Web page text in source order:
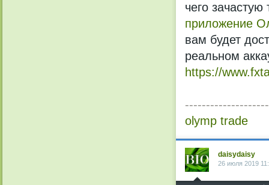
чего
приложение
вам будет
реальном
https://
--------------------
olymp trade
daisydaisy
26 июля 2019